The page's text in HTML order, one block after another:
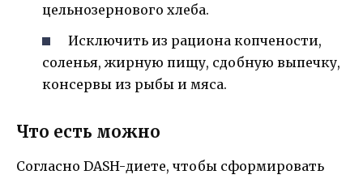
цельнозернового хлеба.
Исключить из рациона копчености,
соленья, жирную пищу, сдобную выпечку,
консервы из рыбы и мяса.
Что есть можно
Согласно DASH-диете, чтобы сформировать